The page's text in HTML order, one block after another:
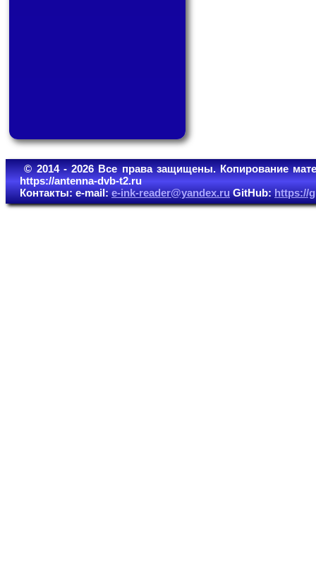
© 2014 - 2026 Все права защищены. Копирование
https://antenna-dvb-t2.ru
Контакты: e-mail:e-ink-reader@yandex.ruGitHub:https://